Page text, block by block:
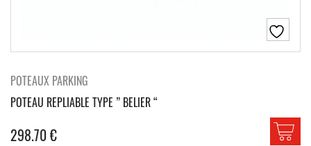
POTEAUX PARKING
POTEAU REPLIABLE TYPE ” BELIER “
298.70€